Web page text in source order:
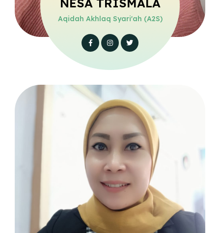
NESA TRISMALA
Aqidah Akhlaq Syari'ah (A2S)